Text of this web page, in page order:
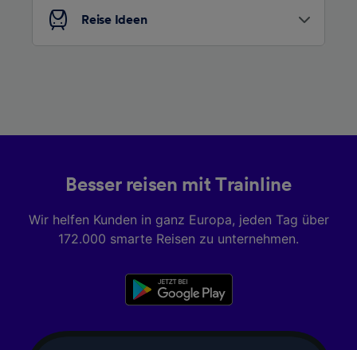
Reise Ideen
Besser reisen mit Trainline
Wir helfen Kunden in ganz Europa, jeden Tag über
172.000 smarte Reisen zu unternehmen.